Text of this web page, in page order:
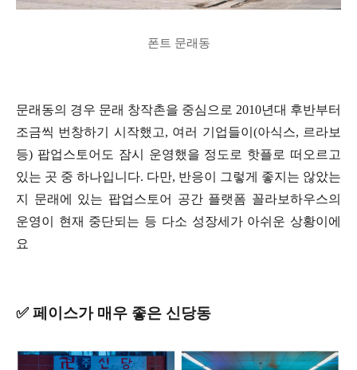
폰트 문래동
문래동의 경우 문래 창작촌을 중심으로 2010년대 후반부터
조금씩 번창하기 시작했고, 여러 기업들이(아식스, 르라보
등) 팝업스토어도 잠시 운영했을 정도로 핫플로 떠오르고
있는 곳 중 하나입니다. 다만, 반응이 그렇게 좋지는 않았는
지 문래에 있는 팝업스토어 공간 플랫폼 꼴라보하우스의
운영이 현재 중단되는 등 다소 성장세가 아쉬운 상황이에
요
✅ 페이스가 매우 좋은 신당동